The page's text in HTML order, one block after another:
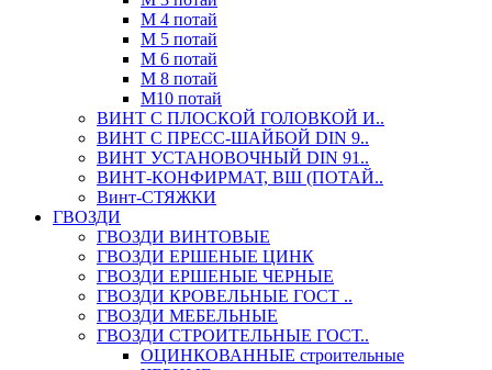
М 4 потай
М 5 потай
М 6 потай
М 8 потай
М10 потай
ВИНТ С ПЛОСКОЙ ГОЛОВКОЙ И..
ВИНТ С ПРЕСС-ШАЙБОЙ DIN 9..
ВИНТ УСТАНОВОЧНЫЙ DIN 91..
ВИНТ-КОНФИРМАТ, ВШ (ПОТАЙ..
Винт-СТЯЖКИ
ГВОЗДИ
ГВОЗДИ ВИНТОВЫЕ
ГВОЗДИ ЕРШЕНЫЕ ЦИНК
ГВОЗДИ ЕРШЕНЫЕ ЧЕРНЫЕ
ГВОЗДИ КРОВЕЛЬНЫЕ ГОСТ ..
ГВОЗДИ МЕБЕЛЬНЫЕ
ГВОЗДИ СТРОИТЕЛЬНЫЕ ГОСТ..
ОЦИНКОВАННЫЕ строительные